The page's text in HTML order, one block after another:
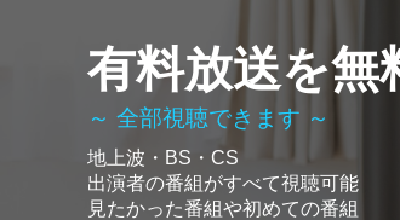
有料放送を無
～ 全部視聴できます ～
地上波・BS・CS
出演者の番組がすべて視聴可能
見たかった番組や初めての番組